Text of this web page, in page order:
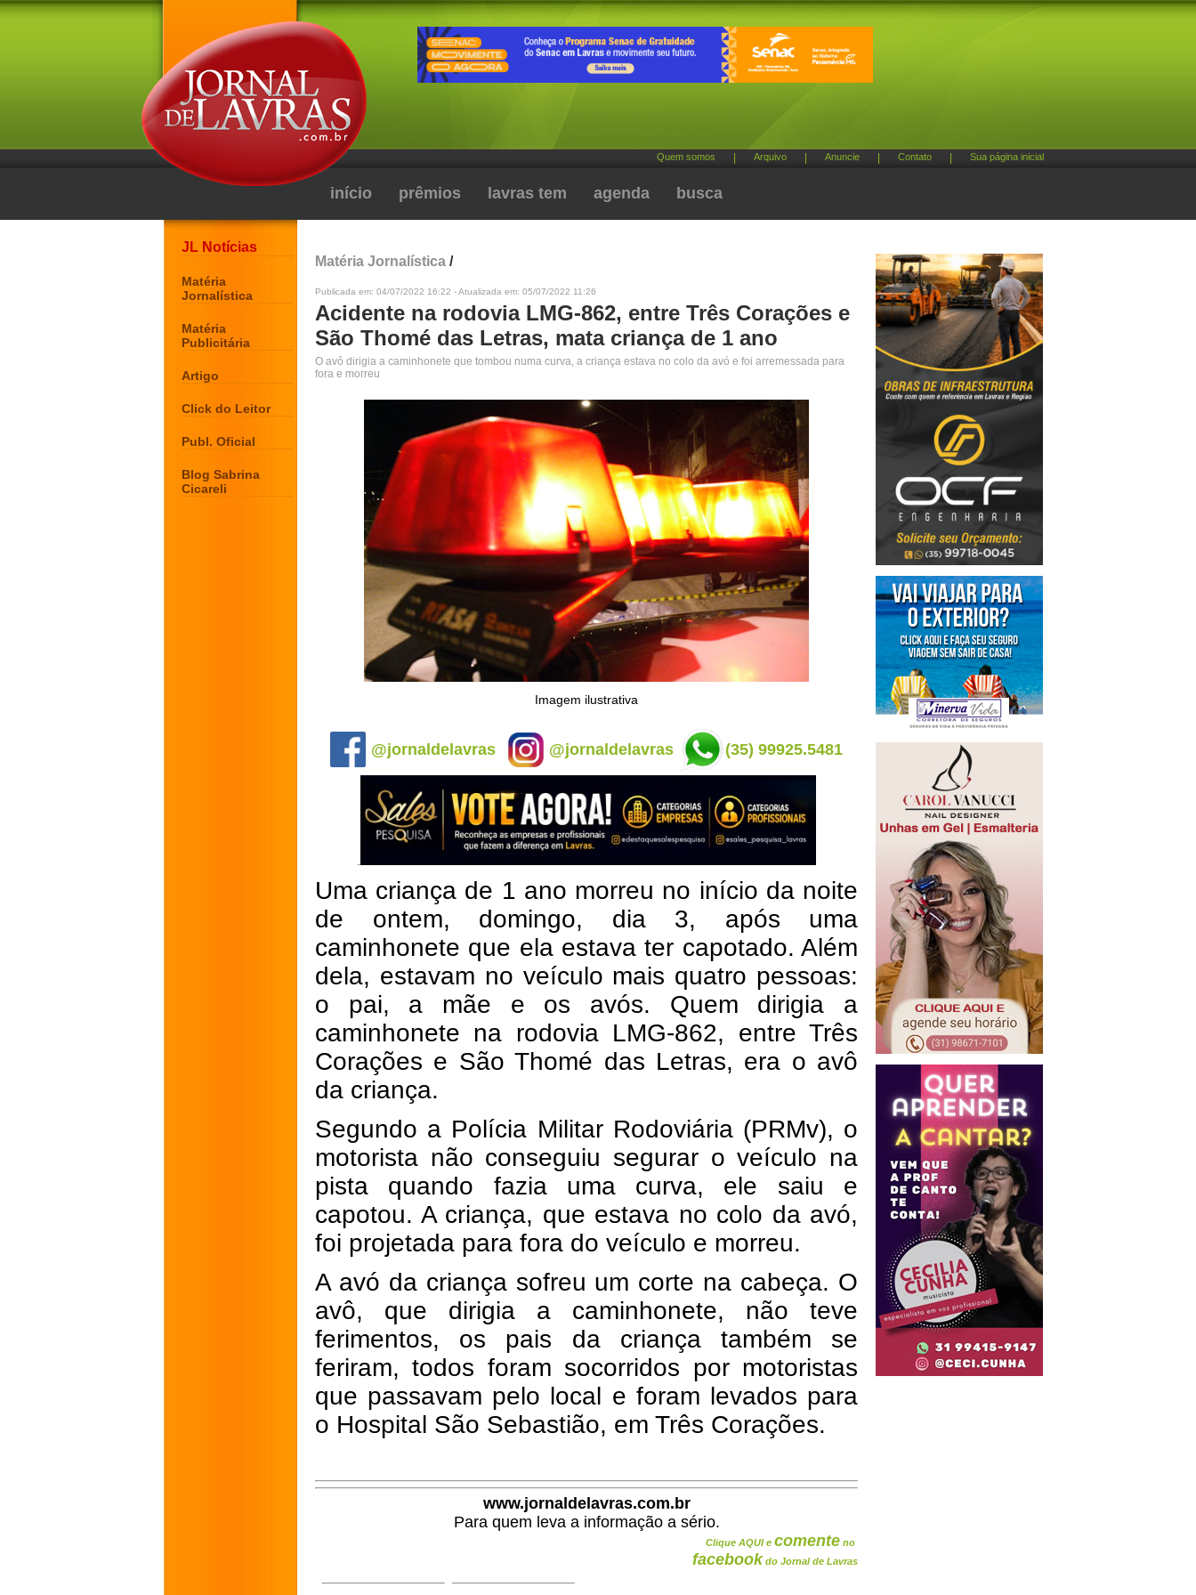
Quem somos Arquivo Anuncie Contato Sua página inicial
início prêmios lavras tem agenda busca
JL Notícias
Matéria
Jornalística
Matéria
Publicitária
Artigo
Click do Leitor
Publ. Oficial
Blog Sabrina
Cicareli
Matéria Jornalística /
Publicada em: 04/07/2022 16:22 - Atualizada em: 05/07/2022 11:26
Acidente na rodovia LMG-862, entre Três Corações e
São Thomé das Letras, mata criança de 1 ano
O avô dirigia a caminhonete que tombou numa curva, a criança estava no colo da avó e foi arremessada para
fora e morreu
Imagem ilustrativa
@jornaldelavras @jornaldelavras (35) 99925.5481
Uma criança de 1 ano morreu no início da noite
de ontem, domingo, dia 3, após uma
caminhonete que ela estava ter capotado. Além
dela, estavam no veículo mais quatro pessoas:
o pai, a mãe e os avós. Quem dirigia a
caminhonete na rodovia LMG-862, entre Três
Corações e São Thomé das Letras, era o avô
da criança.
Segundo a Polícia Militar Rodoviária (PRMv), o
motorista não conseguiu segurar o veículo na
pista quando fazia uma curva, ele saiu e
capotou. A criança, que estava no colo da avó,
foi projetada para fora do veículo e morreu.
A avó da criança sofreu um corte na cabeça. O
avô, que dirigia a caminhonete, não teve
ferimentos, os pais da criança também se
feriram, todos foram socorridos por motoristas
que passavam pelo local e foram levados para
o Hospital São Sebastião, em Três Corações.
www.jornaldelavras.com.br
Para quem leva a informação a sério.
Clique AQUI e comente no
facebook do Jornal de Lavras